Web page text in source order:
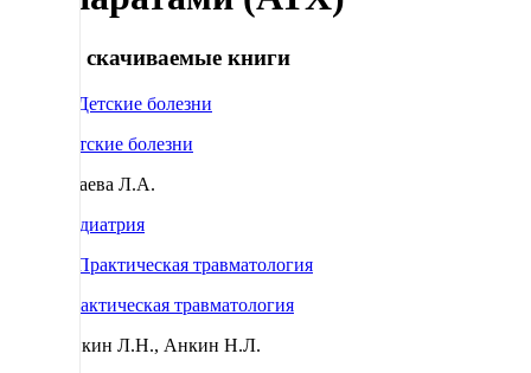
Самые скачиваемые книги
Детские болезни
Исаева Л.А.
Педиатрия
Практическая травматология
Анкин Л.Н., Анкин Н.Л.